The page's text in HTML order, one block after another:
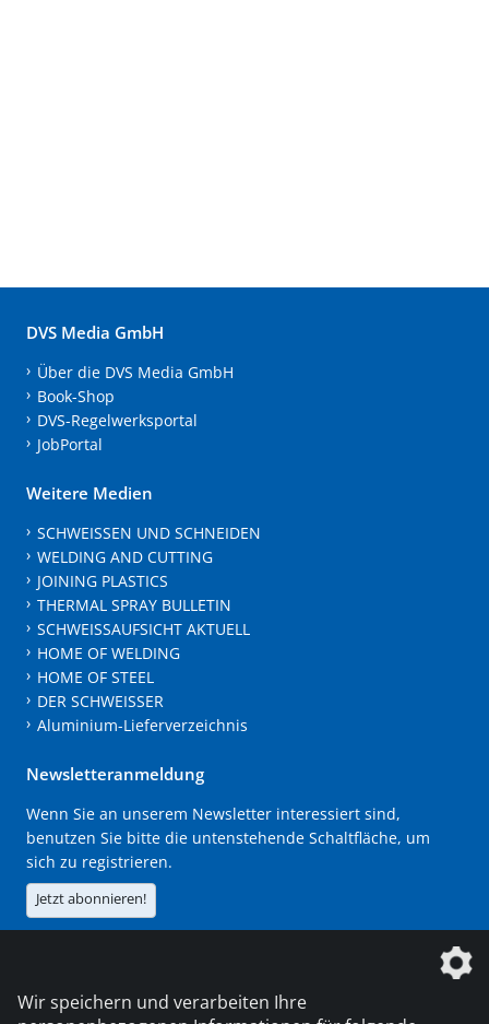
DVS Media GmbH
Über die DVS Media GmbH
Book-Shop
DVS-Regelwerksportal
JobPortal
Weitere Medien
SCHWEISSEN UND SCHNEIDEN
WELDING AND CUTTING
JOINING PLASTICS
THERMAL SPRAY BULLETIN
SCHWEISSAUFSICHT AKTUELL
HOME OF WELDING
HOME OF STEEL
DER SCHWEISSER
Aluminium-Lieferverzeichnis
Newsletteranmeldung
Wenn Sie an unserem Newsletter interessiert sind,
benutzen Sie bitte die untenstehende Schaltfläche, um
sich zu registrieren.
Jetzt abonnieren!
Die DVS Media GmbH ist ein Unternehmen der
Wir speichern und verarbeiten Ihre